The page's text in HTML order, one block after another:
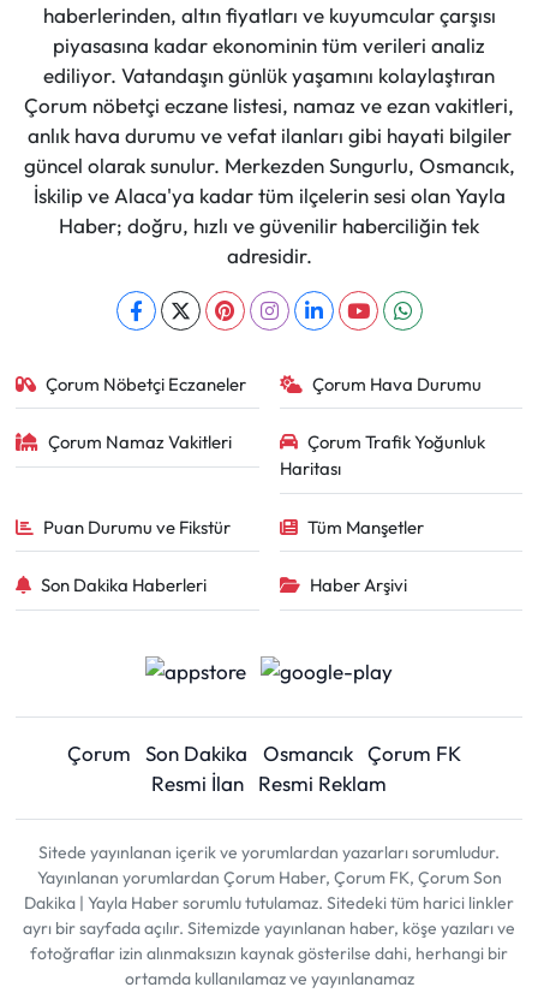
haberlerinden, altın fiyatları ve kuyumcular çarşısı
piyasasına kadar ekonominin tüm verileri analiz
ediliyor. Vatandaşın günlük yaşamını kolaylaştıran
Çorum nöbetçi eczane listesi, namaz ve ezan vakitleri,
anlık hava durumu ve vefat ilanları gibi hayati bilgiler
güncel olarak sunulur. Merkezden Sungurlu, Osmancık,
İskilip ve Alaca'ya kadar tüm ilçelerin sesi olan Yayla
Haber; doğru, hızlı ve güvenilir haberciliğin tek
adresidir.
Çorum Nöbetçi Eczaneler Çorum Hava Durumu
Çorum Namaz Vakitleri
Çorum Trafik Yoğunluk
Haritası
Puan Durumu ve Fikstür Tüm Manşetler
Son Dakika Haberleri Haber Arşivi
Çorum Son Dakika Osmancık Çorum FK
Resmi İlan
Resmi Reklam
Sitede yayınlanan içerik ve yorumlardan yazarları sorumludur.
Yayınlanan yorumlardan Çorum Haber, Çorum FK, Çorum Son
Dakika | Yayla Haber sorumlu tutulamaz. Sitedeki tüm harici linkler
ayrı bir sayfada açılır. Sitemizde yayınlanan haber, köşe yazıları ve
fotoğraflar izin alınmaksızın kaynak gösterilse dahi, herhangi bir
ortamda kullanılamaz ve yayınlanamaz